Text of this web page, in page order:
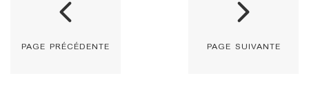
page précédente page suivante